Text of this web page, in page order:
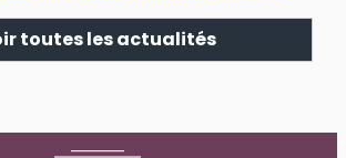
toutes les actualités